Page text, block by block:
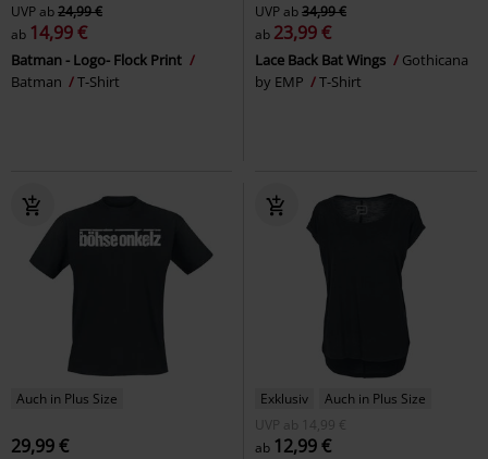
UVPab24,99 €
ab 14,99 €
Batman - Logo- Flock Print
Batman
T-Shirt
UVPab34,99 €
ab 23,99 €
Lace Back Bat Wings
Gothicana
by EMP
T-Shirt
Auch in Plus Size
29,99 €
Exklusiv
Auch in Plus Size
UVP
ab
14,99 €
ab 12,99 €